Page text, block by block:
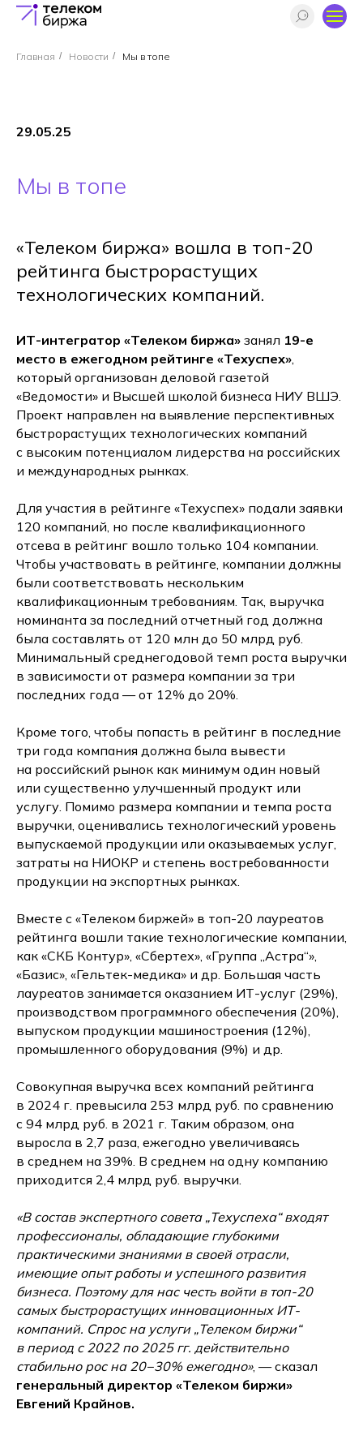
Главная / Новости / Мы в топе
29.05.25
Мы в топе
«Телеком биржа» вошла в топ-20
рейтинга быстрорастущих
технологических компаний.
ИТ-интегратор «Телеком биржа» занял 19-е
место в ежегодном рейтинге «Техуспех»,
который организован деловой газетой
«Ведомости» и Высшей школой бизнеса НИУ ВШЭ.
Проект направлен на выявление перспективных
быстрорастущих технологических компаний
с высоким потенциалом лидерства на российских
и международных рынках.
Для участия в рейтинге «Техуспех» подали заявки
120 компаний, но после квалификационного
отсева в рейтинг вошло только 104 компании.
Чтобы участвовать в рейтинге, компании должны
были соответствовать нескольким
квалификационным требованиям. Так, выручка
номинанта за последний отчетный год должна
была составлять от 120 млн до 50 млрд руб.
Минимальный среднегодовой темп роста выручки
в зависимости от размера компании за три
последних года — от 12% до 20%.
Кроме того, чтобы попасть в рейтинг в последние
три года компания должна была вывести
на российский рынок как минимум один новый
или существенно улучшенный продукт или
услугу. Помимо размера компании и темпа роста
выручки, оценивались технологический уровень
выпускаемой продукции или оказываемых услуг,
затраты на НИОКР и степень востребованности
продукции на экспортных рынках.
Вместе с «Телеком биржей» в топ-20 лауреатов
рейтинга вошли такие технологические компании,
как «СКБ Контур», «Сбертех», «Группа „Астра“»,
«Базис», «Гельтек-медика» и др. Большая часть
лауреатов занимается оказанием ИТ-услуг (29%),
производством программного обеспечения (20%),
выпуском продукции машиностроения (12%),
промышленного оборудования (9%) и др.
Совокупная выручка всех компаний рейтинга
в 2024 г. превысила 253 млрд руб. по сравнению
с 94 млрд руб. в 2021 г. Таким образом, она
выросла в 2,7 раза, ежегодно увеличиваясь
в среднем на 39%. В среднем на одну компанию
приходится 2,4 млрд руб. выручки.
«В состав экспертного совета „Техуспеха“ входят
профессионалы, обладающие глубокими
практическими знаниями в своей отрасли,
имеющие опыт работы и успешного развития
бизнеса. Поэтому для нас честь войти в топ-20
самых быстрорастущих инновационных ИТ-
компаний. Спрос на услуги „Телеком биржи“
в период с 2022 по 2025 гг. действительно
стабильно рос на 20−30% ежегодно», — сказал
генеральный директор «Телеком биржи»
Евгений Крайнов.